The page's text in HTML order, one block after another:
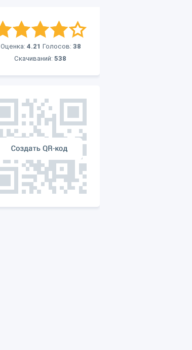
Оценка: 4.21 Голосов: 38
Скачиваний: 538